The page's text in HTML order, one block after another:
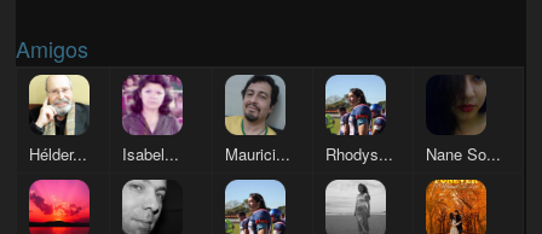
Amigos
Hélder... Isabel... Maurici... Rhodys... Nane So...